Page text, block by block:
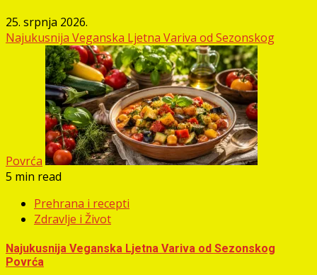
25. srpnja 2026.
Najukusnija Veganska Ljetna Variva od Sezonskog
Povrća
5 min read
Prehrana i recepti
Zdravlje i Život
Najukusnija Veganska Ljetna Variva od Sezonskog
Povrća